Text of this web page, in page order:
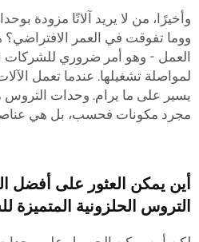
وأخيرًا، من لا يريد آلاتًا مزودة
ووما تفوقت في العمر الافتراضي؟
العمل - وهو أمر ضروري للشركات
لمواصلة تشغيلها. عندما تعمل
يسير على ما يرام. وحدات
مجرد مكونات فحسب، بل هي
أين يمكن العثور على
التروس الحلزونية المتميزة